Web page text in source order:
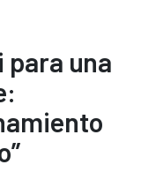
para una